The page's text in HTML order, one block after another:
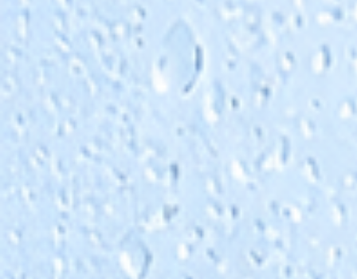
Regenerationsabwasser.
Dadurch kann der Betrieb einfacher und
wirtschaftlicher sein, besonders bei Anlagen mit
begrenztem Platz, schwankendem Bedarf oder
wenn eine Enthärtung aus technischen oder
betrieblichen Gründen nicht sinnvoll ist.
Antiscalant entfernt keine Härtebildner aus dem
Wasser, sondern verhindert deren Ausfällung
innerhalb bestimmter Betriebsgrenzen. Bei sehr